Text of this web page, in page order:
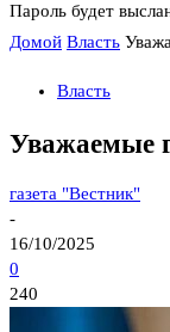
Пароль будет
Домой Власть
Власть
Уважаемые
газета "Вестник"
-
16/10/2025
0
240